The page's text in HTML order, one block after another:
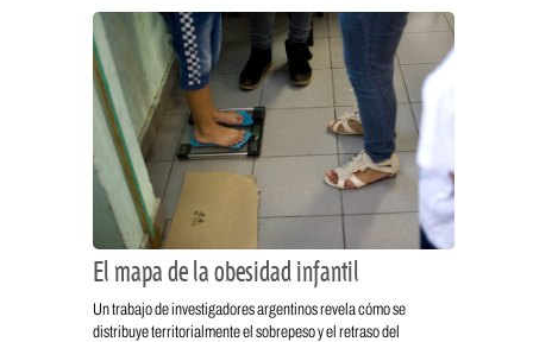
El mapa de la obesidad infantil
Un trabajo de investigadores argentinos revela cómo se
distribuye territorialmente el sobrepeso y el retraso del